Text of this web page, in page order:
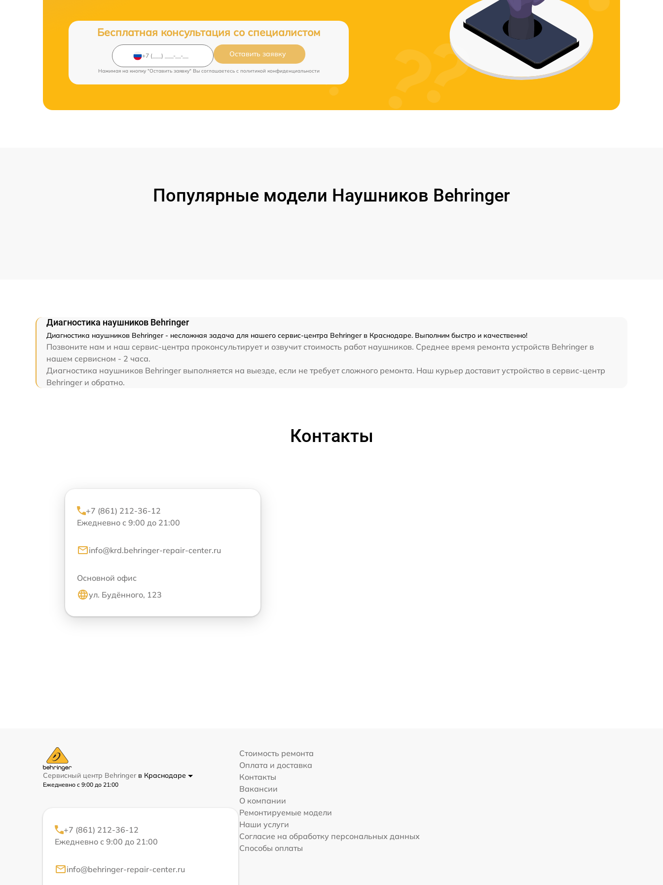
Бесплатная консультация со специалистом
Оставить заявку
Нажимая на кнопку "Оставить заявку" Вы соглашаетесь c политикой конфиденциальности
Популярные модели Наушников Behringer
Диагностика наушников Behringer
Диагностика наушников Behringer - несложная задача для нашего сервис-центра Behringer в Краснодаре. Выполним быстро и качественно!
Позвоните нам и наш сервис-центра проконсультирует и озвучит стоимость работ наушников. Среднее время ремонта устройств Behringer в
нашем сервисном - 2 часа.
Диагностика наушников Behringer выполняется на выезде, если не требует сложного ремонта. Наш курьер доставит устройство в сервис-центр
Behringer и обратно.
Контакты
+7 (861) 212-36-12
Ежедневно с 9:00 до 21:00
info@krd.behringer-repair-center.ru
Основной офис
ул. Будённого, 123
Сервисный центр Behringer в Краснодаре
Ежедневно с 9:00 до 21:00
+7 (861) 212-36-12
Ежедневно с 9:00 до 21:00
info@behringer-repair-center.ru
Стоимость ремонта
Оплата и доставка
Контакты
Вакансии
О компании
Ремонтируемые модели
Наши услуги
Согласие на обработку персональных данных
Способы оплаты